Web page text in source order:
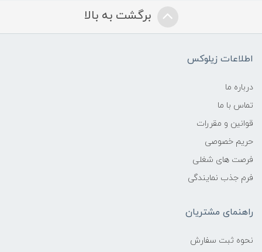
برگشت به بالا
اطلاعات زیلوکس
درباره ما
تماس با ما
قوانین و مقررات
حریم خصوصی
فرصت های شغلی
فرم جذب نمایندگی
راهنمای مشتریان
نحوه ثبت سفارش